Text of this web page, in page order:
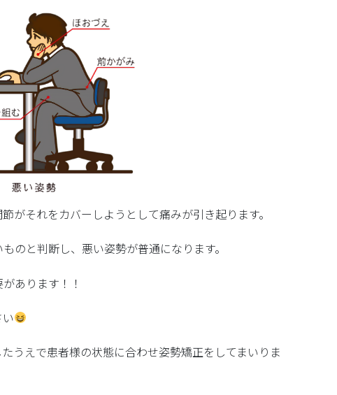
がそれをカバーしようとして痛みが引き起ります。
のと判断し、悪い姿勢が普通になります。
あります！！
うえで患者様の状態に合わせ姿勢矯正をしてまいりま